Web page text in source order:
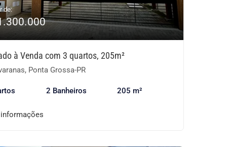
de:
à Venda com 3 quartos, 205m²
Ponta Grossa-PR
2 Banheiros 205 m²